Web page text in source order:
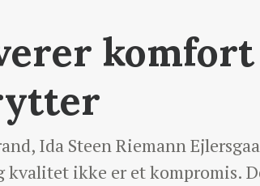
Ida Steen Riemann
ikke er et kompromis.